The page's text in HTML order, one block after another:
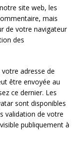
site web, les
mais
de votre navigateur
des
adresse de
être envoyée au
ce dernier. Les
sont disponibles
validation de votre
publiquement à